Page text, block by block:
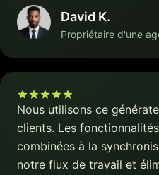
David K.
Propriétaire d'une
Nous utilisons ce
clients. Les
combinées à la
notre flux de travail et